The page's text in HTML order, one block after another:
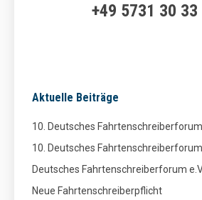
+49 5731 30 33
Aktuelle Beiträge
10. Deutsches Fahrtenschreiberforum
10. Deutsches Fahrtenschreiberforum
Deutsches Fahrtenschreiberforum
Neue Fahrtenschreiberpflicht